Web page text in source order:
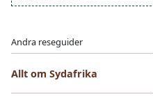
Andra reseguider
Allt om Sydafrika